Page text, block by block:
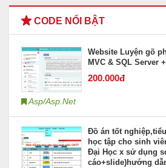
CODE NỔI BẬT
Website Luyện gõ
MVC & SQL Server
200.000đ
Asp/Asp.Net
Đồ án tốt
học tập cho sinh
Đại Học x sử dụng
cáo+slide)hướng